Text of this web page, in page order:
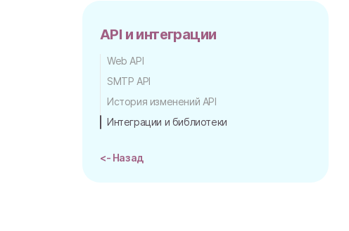
API и интеграции
Web API
SMTP API
История изменений API
Интеграции и библиотеки
<- Назад